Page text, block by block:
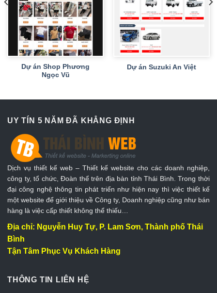
Dự án Shop Phương
Ngọc Vũ
Dự án Suzuki An Việt
UY TÍN 5 NĂM ĐÃ KHẲNG ĐỊNH
Dịch vụ thiết kế web – Thiết kế website cho các doanh nghiệp,
công ty, tổ chức, Đoàn thể trên địa bàn tỉnh Thái Bình. Trong thời
đại công nghệ thông tin phát triển như hiện nay thì việc thiết kế
một website để giới thiệu về Công ty, Doanh nghiệp cũng như bán
hàng là việc cấp thiết không thể thiếu…
Địa chỉ: Nguyễn Huy Tự, P. Lam Sơn, Thành phố Thái
Bình
Tận Tâm Phục Vụ Khách Hàng
THÔNG TIN LIÊN HỆ